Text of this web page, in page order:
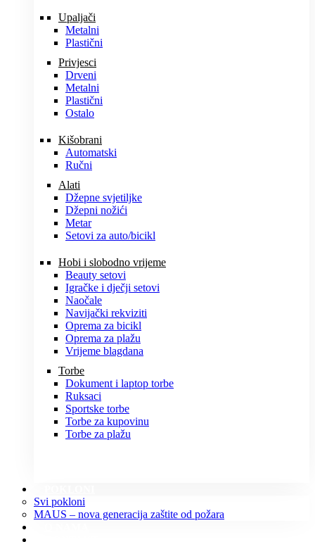
Upaljači
Metalni
Plastični
Privjesci
Drveni
Metalni
Plastični
Ostalo
Kišobrani
Automatski
Ručni
Alati
Džepne svjetiljke
Džepni nožići
Metar
Setovi za auto/bicikl
Hobi i slobodno vrijeme
Beauty setovi
Igračke i dječji setovi
Naočale
Navijački rekviziti
Oprema za bicikl
Oprema za plažu
Vrijeme blagdana
Torbe
Dokument i laptop torbe
Ruksaci
Sportske torbe
Torbe za kupovinu
Torbe za plažu
Svi pokloni
MAUS – nova generacija zaštite od požara